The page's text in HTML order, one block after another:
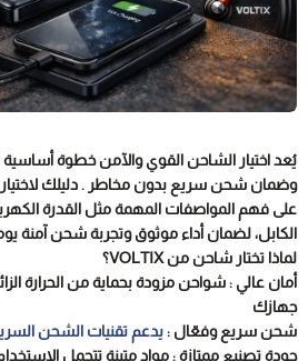
يُعد اختيار الشاحن القوي والآمن خطوة
وضمان شحن سريع بدون مخاطر . دليلك
على فهم المواصفات المهمة مثل القدرة
الكابل، لضمان أداء موثوق وتجربة شحن آمنة
لماذا تختار شاحن من VOLTIX؟
أمان عالي : شواحن مزودة بحماية من الحرارة
جهازك
شحن سريع وفعّال :يدعم تقنيات الشحن
جودة تصنيع ممتازة : مواد متينة تتحمل